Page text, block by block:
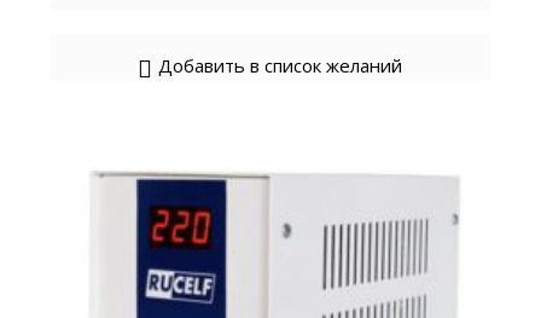
Добавить в список желаний